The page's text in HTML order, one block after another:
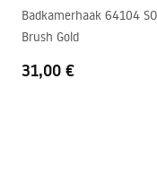
Badkamerhaak 64104
Brush Gold
31,00 €